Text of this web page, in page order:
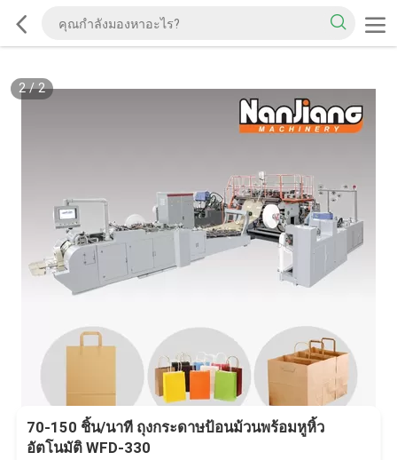
2/2
70-150 ชิ้น/นาที ถุงกระดาษป้อนม้วนพร้อมหูหิ้ว
อัตโนมัติ WFD-330